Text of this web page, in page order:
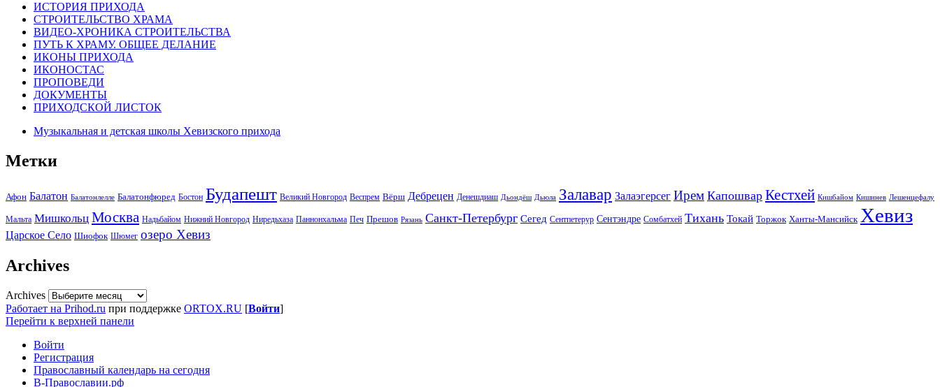
ИСТОРИЯ ПРИХОДА
СТРОИТЕЛЬСТВО ХРАМА
ВИДЕО-ХРОНИКА СТРОИТЕЛЬСТВА
ПУТЬ К ХРАМУ. ОБЩЕЕ ДЕЛАНИЕ
ИКОНЫ ПРИХОДА
ИКОНОСТАС
ПРОПОВЕДИ
ДОКУМЕНТЫ
ПРИХОДСКОЙ ЛИСТОК
Музыкальная и детская школы Хевизского прихода
Метки
Афон Балатон Балатонлелле Балатонфюред Бостон Будапешт Великий Новгород Веспрем Вёрш Дебрецен Денешдиаш Дьондёш Дьюла Залавар Залаэгерсег Ирем Капошвар Кестхей Кишбайом Кишинев Лешенцефалу
Мальта Мишкольц Москва Надьбайом Нижний Новгород Ниредьхаза Паннонхальма Печ Прешов Рязань Санкт-Петербург Сегед Сентпетерур Сентэндре Сомбатхей Тихань Токай Торжок Ханты-Мансийск Хевиз
Царское Село Шиофок Шюмег озеро Хевиз
Archives
Archives
Работает на Prihod.ru при поддержке ORTOX.RU [Войти]
Перейти к верхней панели
Войти
Регистрация
Православный календарь на сегодня
В-Православии.рф